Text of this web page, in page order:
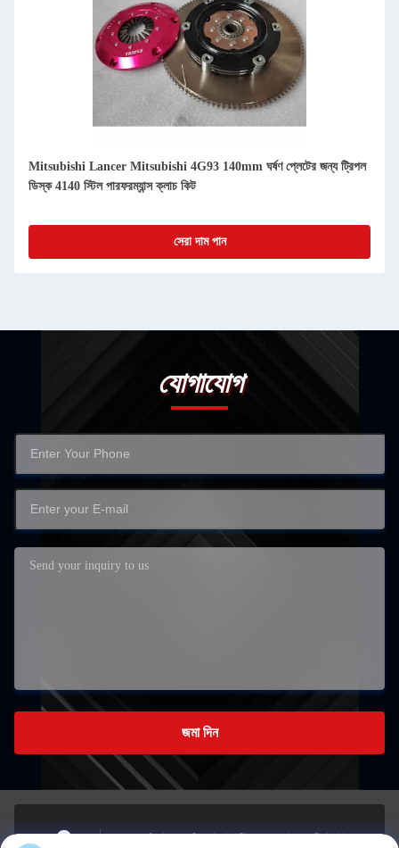
Mitsubishi Lancer Mitsubishi 4G93 140mm ঘর্ষণ প্লেটের জন্য ট্রিপল
ডিস্ক 4140 স্টিল পারফরম্যান্স ক্লাচ কিট
সেরা দাম পান
যোগাযোগ
জমা দিন